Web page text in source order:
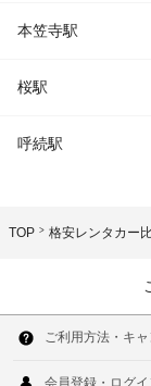
本笠寺駅
桜駅
呼続駅
TOP 格安レンタカー